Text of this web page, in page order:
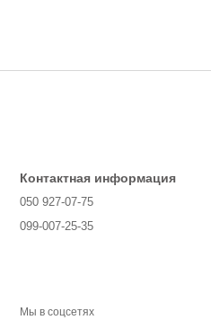
Контактная информация
050 927-07-75
099-007-25-35
Мы в соцсетях